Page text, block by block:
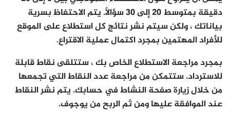
دقيقة بمتوسط ​​20 إلى 30 سؤالًا. يتم الاحتفاظ بسرية
بياناتك ، ولكن سيتم نشر نتائج كل استطلاع على الموقع
للأفراد المهتمين بمجرد اكتمال عملية الاقتراع.
بمجرد مراجعة الاستطلاع الخاص بك ، ستتلقى نقاط قابلة
للاسترداد. ستتمكن من مراجعة عدد النقاط التي تجمعها
من خلال زيارة صفحة النشاط في حسابك. يتم نشر النقاط
عند الموافقة عليها ومن ثم الربح من يوجوف.